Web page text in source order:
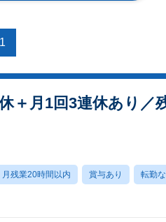
1
月1回3連休あり／
月残業20時間以内 賞与あり 転勤